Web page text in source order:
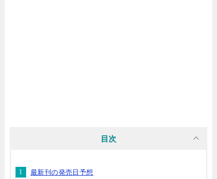
目次
最新刊の発売日予想